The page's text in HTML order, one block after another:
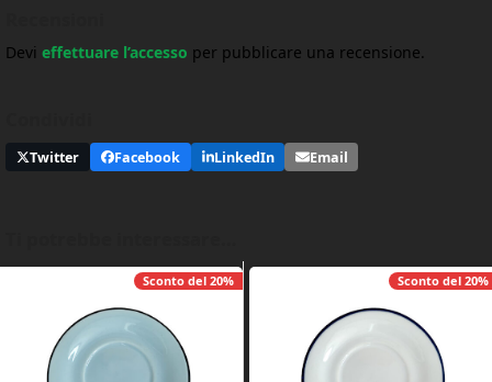
Devi effettuare l’accesso per pubblicare una recensione.
Twitter Facebook LinkedIn Email
Sconto del 20% Sconto del 20%